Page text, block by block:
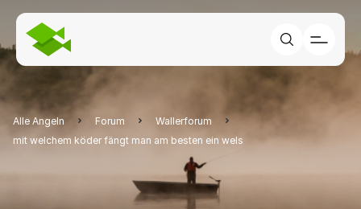
Alle Angeln Forum
Wallerforum
mit welchem köder fängt man am besten ein wels